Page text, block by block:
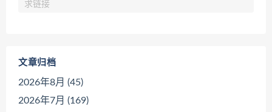
求链接
文章归档
2026年8月 (45)
2026年7月 (169)